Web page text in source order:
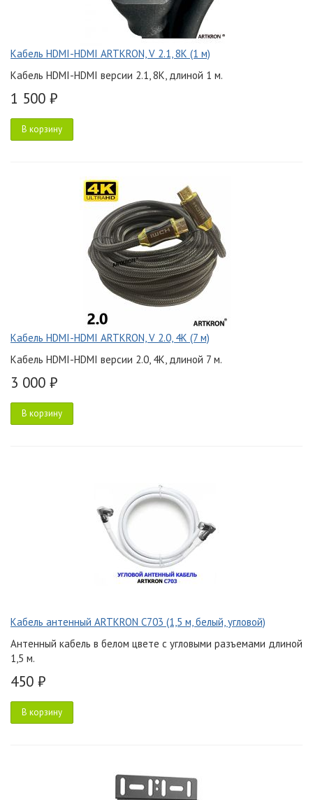
Кабель HDMI-HDMI ARTKRON, V 2.1, 8K (1 м)
Кабель HDMI-HDMI версии 2.1, 8K, длиной 1 м.
1 500 ₽
В корзину
Кабель HDMI-HDMI ARTKRON, V 2.0, 4K (7 м)
Кабель HDMI-HDMI версии 2.0, 4K, длиной 7 м.
3 000 ₽
В корзину
Кабель антенный ARTKRON C703 (1,5 м, белый, угловой)
Антенный кабель в белом цвете с угловыми разъемами длиной
1,5 м.
450 ₽
В корзину